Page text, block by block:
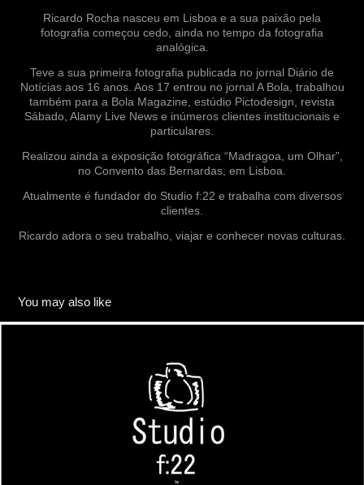
Ricardo Rocha nasceu em Lisboa e a sua paixão pela
fotografia começou cedo, ainda no tempo da fotografia
analógica.
Teve a sua primeira fotografia publicada no jornal Diário de
Notícias aos 16 anos. Aos 17 entrou no jornal A Bola, trabalhou
também para a Bola Magazine, estúdio Pictodesign, revista
Sábado, Alamy Live News e inúmeros clientes institucionais e
particulares.
Realizou ainda a exposição fotográfica “Madragoa, um Olhar”,
no Convento das Bernardas, em Lisboa.
Atualmente é fundador do Studio f:22 e trabalha com diversos
clientes.
Ricardo adora o seu trabalho, viajar e conhecer novas culturas.
You may also like
CLIENTES
2025